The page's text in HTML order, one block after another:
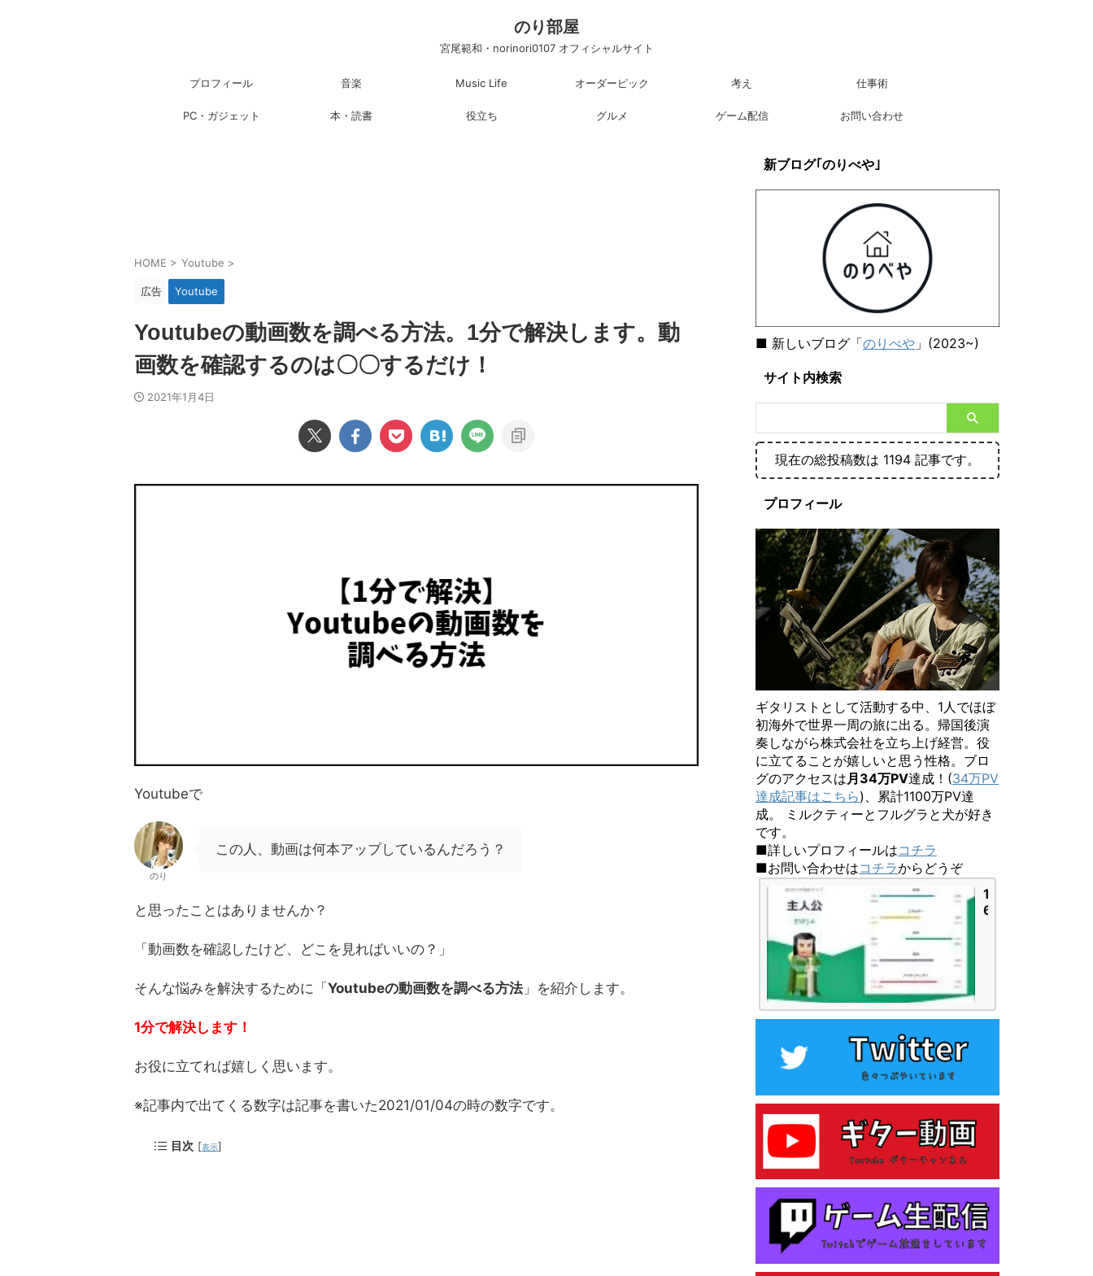
のり部屋
宮尾範和・norinori0107 オフィシャルサイト
プロフィール 音楽 Music Life オーダーピック 考え 仕事術
PC・ガジェット 本・読書 役立ち グルメ ゲーム配信 お問い合わせ
HOME > Youtube >
広告 Youtube
Youtubeの動画数を調べる方法。1分で解決します。動
画数を確認するのは〇〇するだけ！
2021年1月4日
Youtubeで
のり
この人、動画は何本アップしているんだろう？
と思ったことはありませんか？
「動画数を確認したけど、どこを見ればいいの？」
そんな悩みを解決するために「Youtubeの動画数を調べる方法 」を紹介します。
1分で解決します！
お役に立てれば嬉しく思います。
※記事内で出てくる数字は記事を書いた2021/01/04の時の数字です。
目次 [表示]
新ブログ｢のりべや｣
■ 新しいブログ「のりべや 」(2023~)
サイト内検索
現在の総投稿数は 1194 記事です。
プロフィール
ギタリストとして活動する中、1人でほぼ
初海外で世界一周の旅に出る。帰国後演
奏しながら株式会社を立ち上げ経営。役
に立てることが嬉しいと思う性格。ブロ
グのアクセスは 月34万PV達成！(34万PV
達成記事はこちら)、累計1100万PV達
成。 ミルクティーとフルグラと犬が好き
です。
■詳しいプロフィールはコチラ
■お問い合わせはコチラからどうぞ
1
6
n
a
e
断
テ
ス
ト
を
し